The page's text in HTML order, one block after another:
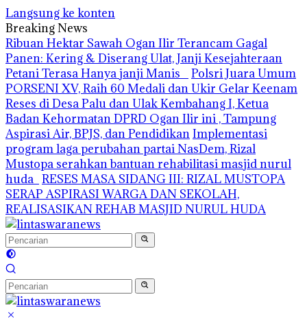
Langsung ke konten
Breaking News
Ribuan Hektar Sawah Ogan Ilir Terancam Gagal
Panen: Kering & Diserang Ulat, Janji Kesejahteraan
Petani Terasa Hanya janji Manis
Polsri Juara Umum
PORSENI XV, Raih 60 Medali dan Ukir Gelar Keenam
Reses di Desa Palu dan Ulak Kembahang I, Ketua
Badan Kehormatan DPRD Ogan Ilir ini , Tampung
Aspirasi Air, BPJS, dan PendidikanImplementasi
program laga perubahan partai NasDem, Rizal
Mustopa serahkan bantuan rehabilitasi masjid nurul
huda RESES MASA SIDANG III: RIZAL MUSTOPA
SERAP ASPIRASI WARGA DAN SEKOLAH,
REALISASIKAN REHAB MASJID NURUL HUDA